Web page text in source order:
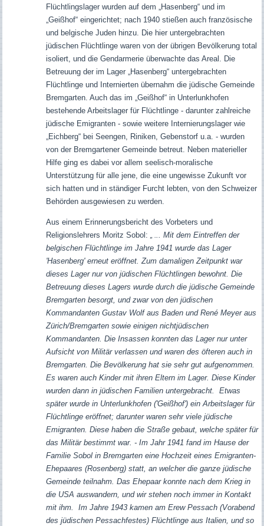
Flüchtlingslager wurden auf dem „Hasenberg“ und im
„Geißhof“ eingerichtet; nach 1940 stießen auch französische
und belgische Juden hinzu. Die hier untergebrachten
jüdischen Flüchtlinge waren von der übrigen Bevölkerung total
isoliert, und die Gendarmerie überwachte das Areal. Die
Betreuung der im Lager „Hasenberg“ untergebrachten
Flüchtlinge und Internierten übernahm die jüdische Gemeinde
Bremgarten. Auch das im „Geißhof“ in Unterlunkhofen
bestehende Arbeitslager für Flüchtlinge - darunter zahlreiche
jüdische Emigranten - sowie weitere Internierungslager wie
„Eichberg“ bei Seengen, Riniken, Gebenstorf u.a. - wurden
von der Bremgartener Gemeinde betreut. Neben materieller
Hilfe ging es dabei vor allem seelisch-moralische
Unterstützung für alle jene, die eine ungewisse Zukunft vor
sich hatten und in ständiger Furcht lebten, von den Schweizer
Behörden ausgewiesen zu werden.
Aus einem Erinnerungsbericht des Vorbeters und
Religionslehrers Moritz Sobol: „ ... Mit dem Eintreffen der
belgischen Flüchtlinge im Jahre 1941 wurde das Lager
'Hasenberg' erneut eröffnet. Zum damaligen Zeitpunkt war
dieses Lager nur von jüdischen Flüchtlingen bewohnt. Die
Betreuung dieses Lagers wurde durch die jüdische Gemeinde
Bremgarten besorgt, und zwar von den jüdischen
Kommandanten Gustav Wolf aus Baden und René Meyer aus
Zürich/Bremgarten sowie einigen nichtjüdischen
Kommandanten. Die Insassen konnten das Lager nur unter
Aufsicht von Militär verlassen und waren des öfteren auch in
Bremgarten. Die Bevölkerung hat sie sehr gut aufgenommen.
Es waren auch Kinder mit ihren Eltern im Lager. Diese Kinder
wurden dann in jüdischen Familien untergebracht. Etwas
später wurde in Unterlunkhofen ('Geißhof') ein Arbeitslager für
Flüchtlinge eröffnet; darunter waren sehr viele jüdische
Emigranten. Diese haben die Straße gebaut, welche später für
das Militär bestimmt war. - Im Jahr 1941 fand im Hause der
Familie Sobol in Bremgarten eine Hochzeit eines Emigranten-
Ehepaares (Rosenberg) statt, an welcher die ganze jüdische
Gemeinde teilnahm. Das Ehepaar konnte nach dem Krieg in
die USA auswandern, und wir stehen noch immer in Kontakt
mit ihm. Im Jahre 1943 kamen am Erew Pessach (Vorabend
des jüdischen Pessachfestes) Flüchtlinge aus Italien, und so